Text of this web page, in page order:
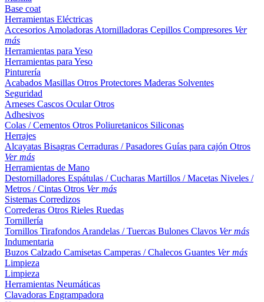
Base coat
Herramientas Eléctricas
Accesorios Amoladoras Atornilladoras Cepillos Compresores Ver
más
Herramientas para Yeso
Herramientas para Yeso
Pinturería
Acabados Masillas Otros Protectores Maderas Solventes
Seguridad
Arneses Cascos OcularOtros
Adhesivos
Colas / Cementos Otros Poliuretanicos Siliconas
Herrajes
Alcayatas Bisagras Cerraduras / Pasadores Guías para cajón Otros
Ver más
Herramientas de Mano
Destornilladores Espátulas / Cucharas Martillos / Macetas Niveles /
Metros / Cintas Otros Ver más
Sistemas Corredizos
Correderas Otros Rieles Ruedas
Tornillería
Tornillos Tirafondos Arandelas / Tuercas Bulones Clavos Ver más
Indumentaria
Buzos Calzado Camisetas Camperas / Chalecos Guantes Ver más
Limpieza
Limpieza
Herramientas Neumáticas
Clavadoras Engrampadora